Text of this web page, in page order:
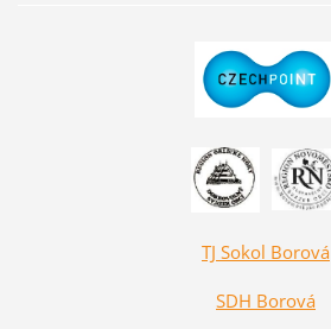
TJ Sokol Borová
SDH Borová